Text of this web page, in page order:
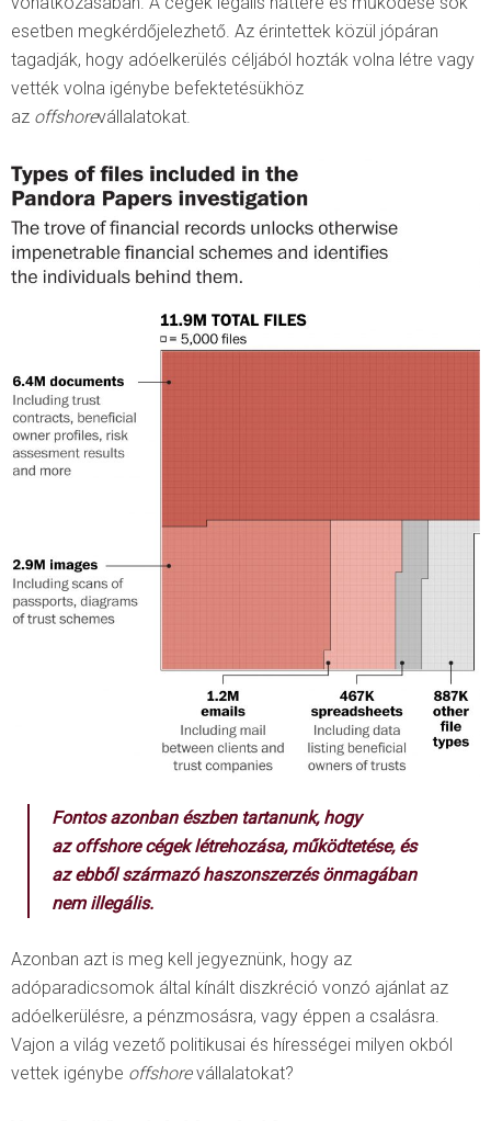
esetben megkérdőjelezhető. Az érintettek közül jópáran
tagadják, hogy adóelkerülés céljából hozták volna létre vagy
vették volna igénybe befektetésükhöz
az offshorevállalatokat.
Fontos azonban észben tartanunk, hogy
azoffshorecégek létrehozása, működtetése, és
az ebből származó haszonszerzés önmagában
nem illegális.
Azonban azt is meg kell jegyeznünk, hogy az
adóparadicsomok által kínált diszkréció vonzó ajánlat az
adóelkerülésre, a pénzmosásra, vagy éppen a csalásra.
Vajon a világ vezető politikusai és hírességei milyen okból
vettek igénybe offshorevállalatokat?